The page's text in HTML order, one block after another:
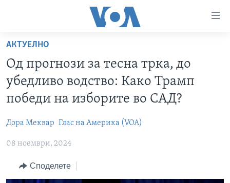
пристапност
Премини
на
главната
содржина
до
за
навигација
Пребарувај
РУБРИКИ
САД
ЕКОНОМИЈА
ПОЛИТИКА
ФОТОГАЛЕРИИ
АРХИВИРАНА ПРОГРАМА
NEWSFLASH - АРХИВА
ВЕСТИ ОД САД ВО МИНУТА - АРХИВА
ЗА НАС
АКТУЕЛНО
Од прогнози за тесна трка, до
убедливо водство: Како Трамп
победи на изборите во САД?
Дора Меквар Глас на Америка (VOA)
08 ноември, 2024
Споделете